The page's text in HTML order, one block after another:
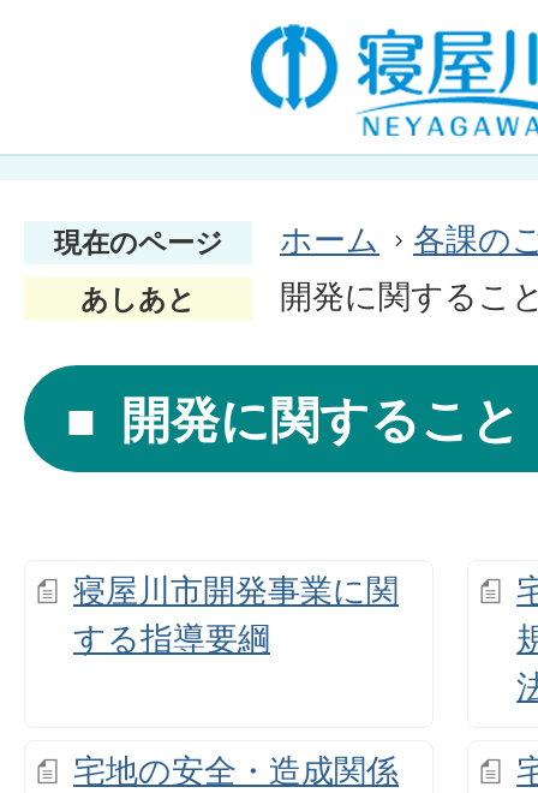
現在のページ ホーム 各課の
あしあと 開発に関するこ
開発に関すること
寝屋川市開発事業に関
する指導要綱
宅地の安全・造成関係